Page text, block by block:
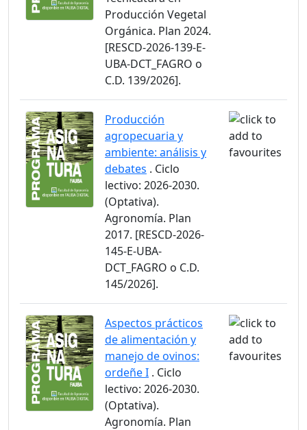
Producción Vegetal
Orgánica. Plan 2024.
[RESCD-2026-139-E-
UBA-DCT_FAGRO o
C.D. 139/2026].
Producción
agropecuaria y
ambiente: análisis y
debates . Ciclo
lectivo: 2026-2030.
(Optativa).
Agronomía. Plan
2017. [RESCD-2026-
145-E-UBA-
DCT_FAGRO o C.D.
145/2026].
Aspectos prácticos
de alimentación y
manejo de ovinos:
ordeñe I . Ciclo
lectivo: 2026-2030.
(Optativa).
Agronomía. Plan